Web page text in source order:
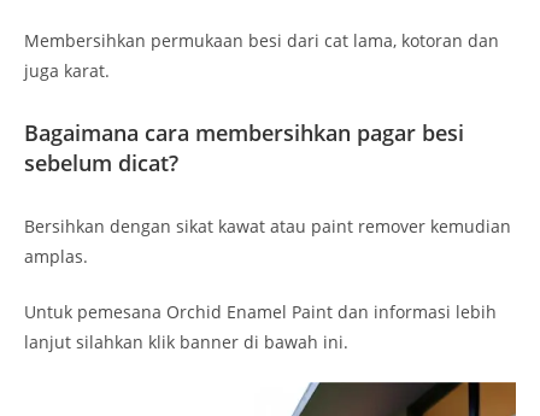
Membersihkan permukaan besi dari cat lama, kotoran dan
juga karat.
Bagaimana cara membersihkan pagar besi
sebelum dicat?
Bersihkan dengan sikat kawat atau paint remover kemudian
amplas.
Untuk pemesana Orchid Enamel Paint dan informasi lebih
lanjut silahkan klik banner di bawah ini.